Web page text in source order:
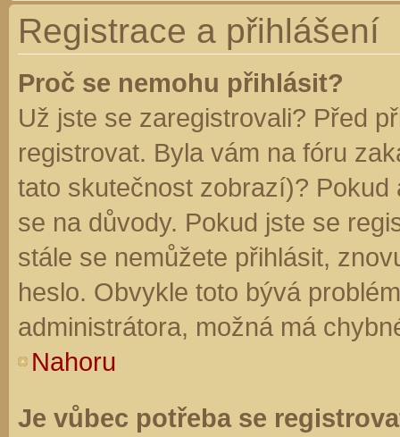
Registrace a přihlášení
Proč se nemohu přihlásit?
Už jste se zaregistrovali? Před
registrovat. Byla vám na fóru
tato skutečnost zobrazí)?
se na důvody. Pokud jste se
stále se nemůžete přihlásit,
heslo. Obvykle toto bývá
administrátora, možná má
Nahoru
Je vůbec potřeba se